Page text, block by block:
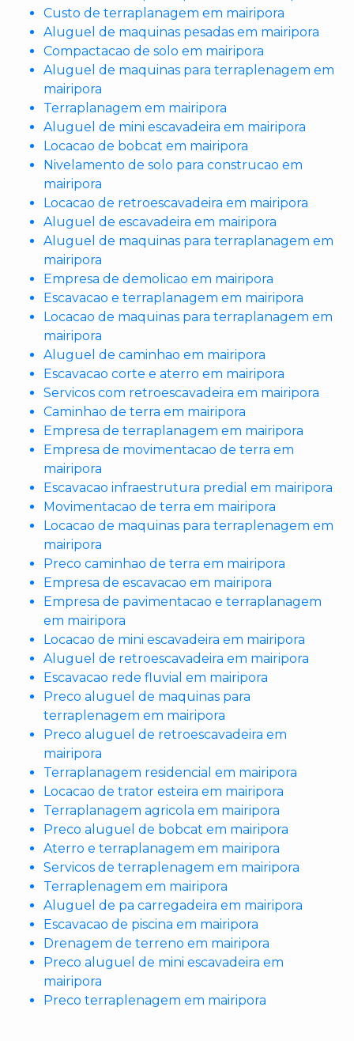
Custo de terraplanagem em mairipora
Aluguel de maquinas pesadas em mairipora
Compactacao de solo em mairipora
Aluguel de maquinas para terraplenagem em
mairipora
Terraplanagem em mairipora
Aluguel de mini escavadeira em mairipora
Locacao de bobcat em mairipora
Nivelamento de solo para construcao em
mairipora
Locacao de retroescavadeira em mairipora
Aluguel de escavadeira em mairipora
Aluguel de maquinas para terraplanagem em
mairipora
Empresa de demolicao em mairipora
Escavacao e terraplanagem em mairipora
Locacao de maquinas para terraplanagem em
mairipora
Aluguel de caminhao em mairipora
Escavacao corte e aterro em mairipora
Servicos com retroescavadeira em mairipora
Caminhao de terra em mairipora
Empresa de terraplanagem em mairipora
Empresa de movimentacao de terra em
mairipora
Escavacao infraestrutura predial em mairipora
Movimentacao de terra em mairipora
Locacao de maquinas para terraplenagem em
mairipora
Preco caminhao de terra em mairipora
Empresa de escavacao em mairipora
Empresa de pavimentacao e terraplanagem
em mairipora
Locacao de mini escavadeira em mairipora
Aluguel de retroescavadeira em mairipora
Escavacao rede fluvial em mairipora
Preco aluguel de maquinas para
terraplenagem em mairipora
Preco aluguel de retroescavadeira em
mairipora
Terraplanagem residencial em mairipora
Locacao de trator esteira em mairipora
Terraplanagem agricola em mairipora
Preco aluguel de bobcat em mairipora
Aterro e terraplanagem em mairipora
Servicos de terraplenagem em mairipora
Terraplenagem em mairipora
Aluguel de pa carregadeira em mairipora
Escavacao de piscina em mairipora
Drenagem de terreno em mairipora
Preco aluguel de mini escavadeira em
mairipora
Preco terraplenagem em mairipora